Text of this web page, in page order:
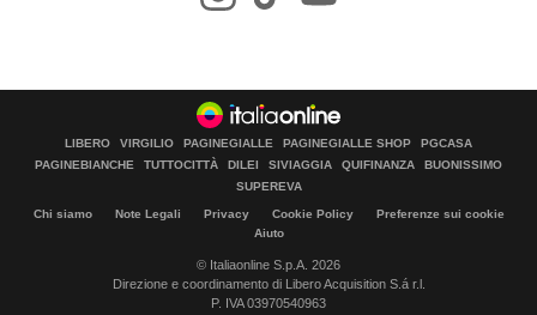
LIBERO VIRGILIO PAGINEGIALLE PAGINEGIALLE SHOP
PGCASA
PAGINEBIANCHE
TUTTOCITTÀ DILEI SIVIAGGIA QUIFINANZA
BUONISSIMO
SUPEREVA
Chi siamo Note Legali Privacy Cookie Policy
Preferenze sui cookie
Aiuto
© Italiaonline S.p.A. 2026
Direzione e coordinamento di Libero Acquisition S.á r.l.
P. IVA 03970540963